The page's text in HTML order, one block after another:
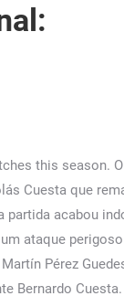
mas a defesa bloqueia. FINAL DE SEGUNDO TEMPO NO BEIRA-RIO! Carlos De Pena (Internacional RS) executa um remate mas a bola não vai na direção da baliza. Lançamento lateral para FBC Melgar em Estádio de la UNSA. Na fase de grupos, os gaúchos superaram Guaireña-PAR, 9 de Outubro-EQU e Independiente Medellín-COL. Em oito jogos pelo torneio, são quatro vitórias, três empates e apenas uma derrota. Alexandre (Internacional RS) viu Andres Matonte mostrar-lhe o cartão amarelo. 04/08/2022 21h38 Atualizado há 4 meses O Inter ficou no empate sem gols diante do Melgar na noite desta quinta-feira em Arequipa, pelo jogo de ida das quartas de final da Copa Sul-Americana. Sobre A1, U19 European Championship, Women, Qual. ©2022 VAVEL. O árbitro Andres Matonte assinala canto no lado direita do ataque do FBC Melgar. Sofascore também oferece a melhor maneira de acompanhar o placar ao vivo